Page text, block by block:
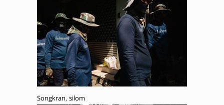
Songkran, silom